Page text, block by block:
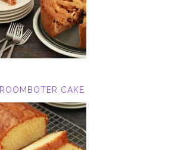
ROOMBOTER CAKE